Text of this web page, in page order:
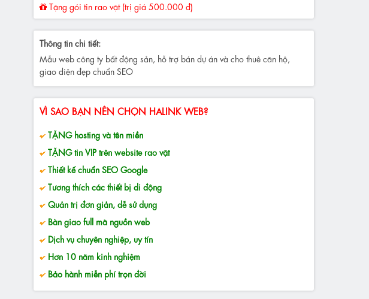
Tặng gói tin rao vặt (trị giá 500.000 đ)
Thông tin chi tiết:
Mẫu web công ty bất động sản, hỗ trợ bán dự án và cho thuê căn hộ,
giao diện đẹp chuẩn SEO
VÌ SAO BẠN NÊN CHỌN HALINK WEB?
TẶNG hosting và tên miền
TẶNG tin VIP trên website rao vặt
Thiết kế chuẩn SEO Google
Tương thích các thiết bị di động
Quản trị đơn giản, dễ sử dụng
Bàn giao full mã nguồn web
Dịch vụ chuyên nghiệp, uy tín
Hơn 10 năm kinh nghiệm
Bảo hành miễn phí trọn đời